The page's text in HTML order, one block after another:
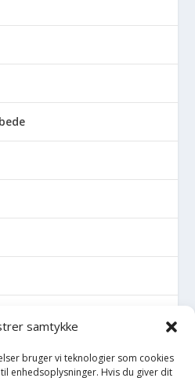
samtykke
bruger vi teknologier som cookies
enhedsoplysninger. Hvis du giver dit